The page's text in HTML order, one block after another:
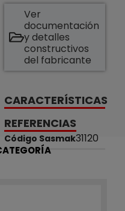
Ver
documentación
y detalles
constructivos
del fabricante
CARACTERÍSTICAS
REFERENCIAS
Código Sasmak31120